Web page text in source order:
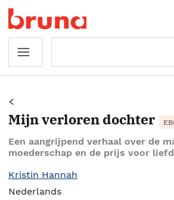
Mijn verloren dochter
Een aangrijpend verhaal over de
moederschap en de prijs voor
Kristin Hannah
Nederlands